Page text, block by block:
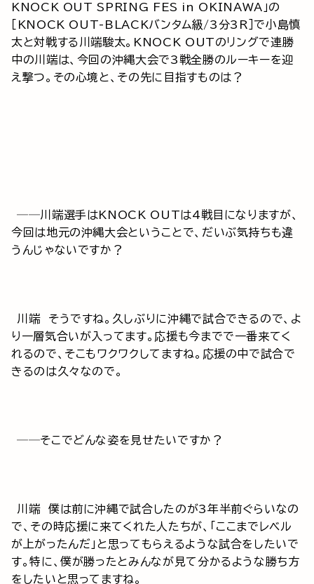
KNOCK OUT SPRING FES in OKINAWA」の
［KNOCK OUT-BLACKバンタム級/3分3R］で小島慎
太と対戦する川端駿太。KNOCK OUTのリングで連勝
中の川端は、今回の沖縄大会で3戦全勝のルーキーを迎
え撃つ。その心境と、その先に目指すものは？
──川端選手はKNOCK OUTは4戦目になりますが、
今回は地元の沖縄大会ということで、だいぶ気持ちも違
うんじゃないですか？
川端 そうですね。久しぶりに沖縄で試合できるので、よ
り一層気合いが入ってます。応援も今までで一番来てく
れるので、そこもワクワクしてますね。応援の中で試合で
きるのは久々なので。
──そこでどんな姿を見せたいですか？
川端 僕は前に沖縄で試合したのが3年半前ぐらいなの
で、その時応援に来てくれた人たちが、「ここまでレベル
が上がったんだ」と思ってもらえるような試合をしたいで
す。特に、僕が勝ったとみんなが見て分かるような勝ち方
をしたいと思ってますね。